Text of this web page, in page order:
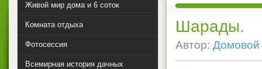
Шарады.
Автор: Домовой
Живой мир дома и 6 соток
Комната отдыха
Фотосессия
Всемирная история дачных